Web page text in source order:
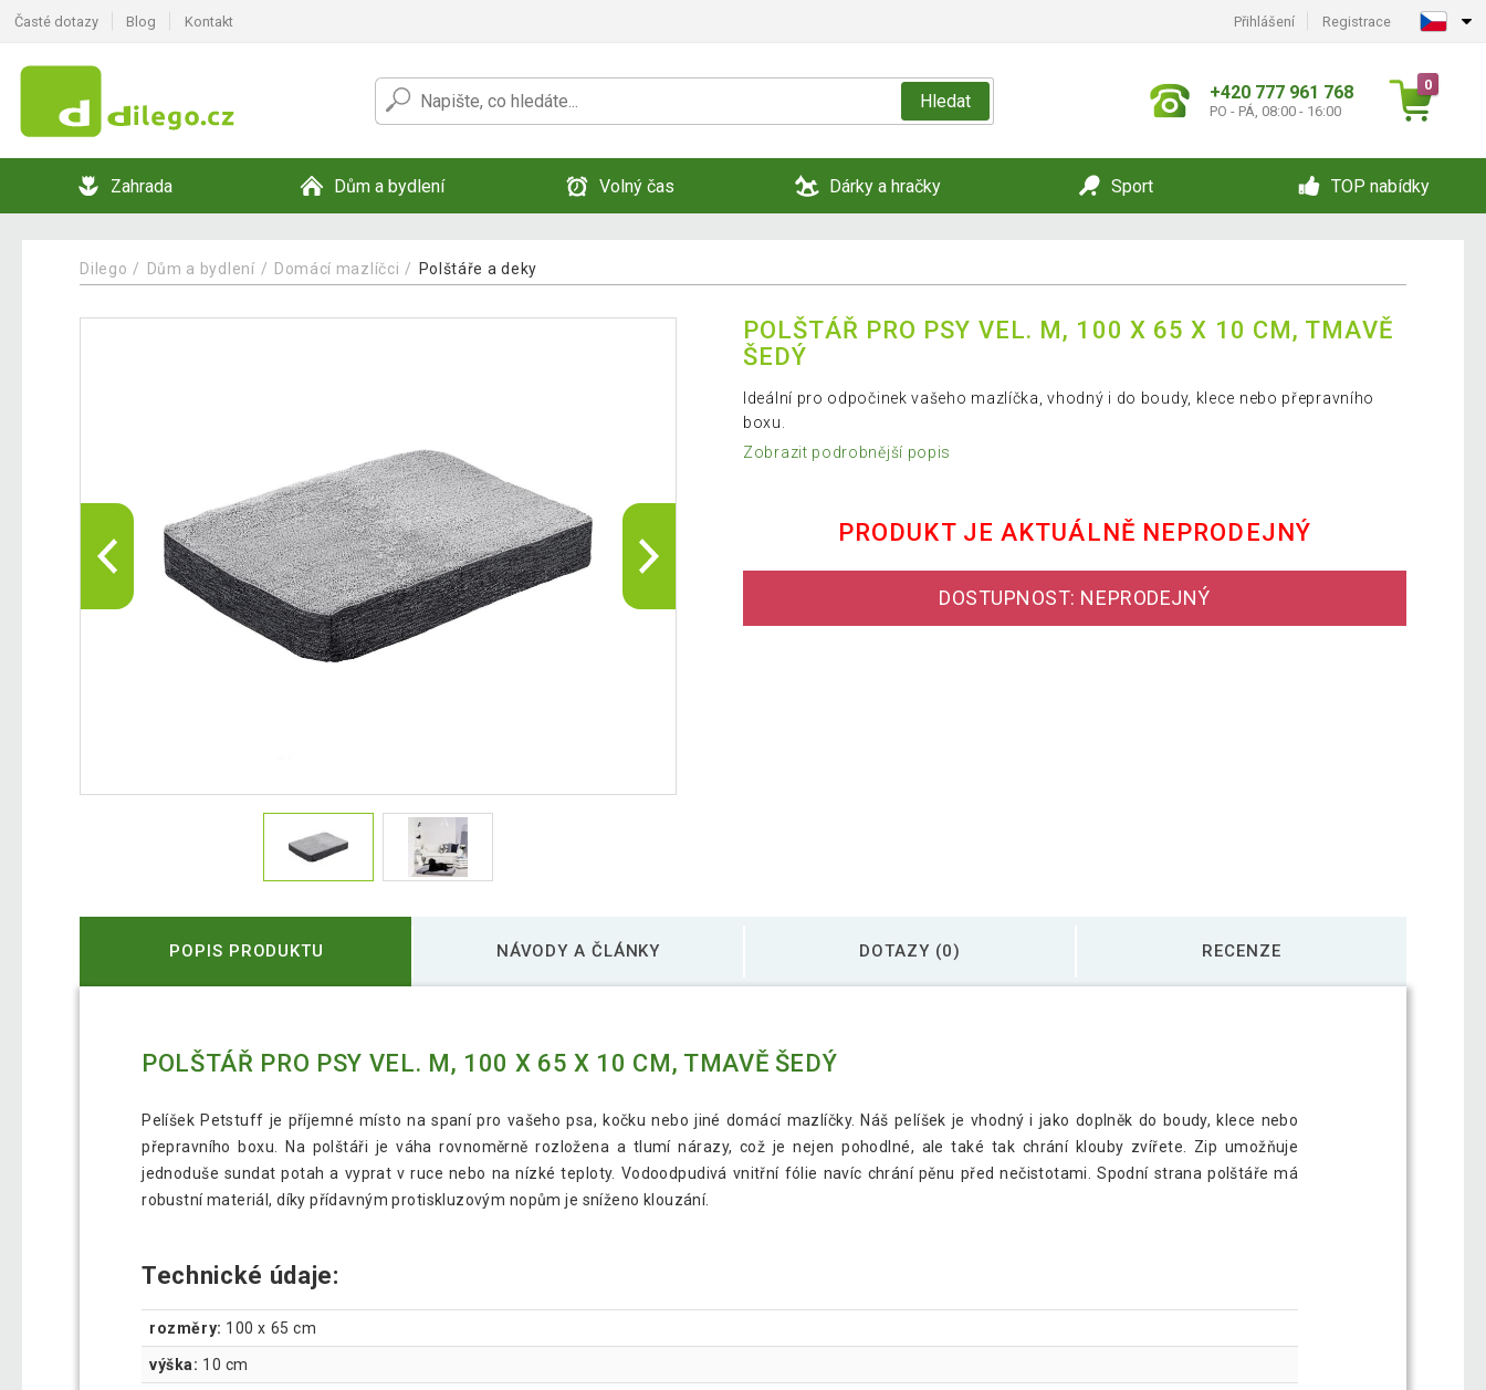
Časté dotazy Blog Kontakt Přihlášení Registrace
Hledat +420 777 961 768
PO - PÁ, 08:00 - 16:00
0
Zahrada Dům a bydlení Volný čas Dárky a hračky Sport TOP nabídky
Dilego Dům a bydlení Domácí mazlíčci Polštáře a deky
POLŠTÁŘ PRO PSY VEL. M, 100 X 65 X 10 CM, TMAVĚ
ŠEDÝ
Ideální pro odpočinek vašeho mazlíčka, vhodný i do boudy, klece nebo přepravního
boxu.
Zobrazit podrobnější popis
PRODUKT JE AKTUÁLNĚ NEPRODEJNÝ
DOSTUPNOST: NEPRODEJNÝ
POPIS PRODUKTU NÁVODY A ČLÁNKY DOTAZY (0) RECENZE
POLŠTÁŘ PRO PSY VEL. M, 100 X 65 X 10 CM, TMAVĚ ŠEDÝ
Pelíšek Petstuff je příjemné místo na spaní pro vašeho psa, kočku nebo jiné domácí mazlíčky. Náš pelíšek je vhodný i jako doplněk do boudy, klece nebo
přepravního boxu. Na polštáři je váha rovnoměrně rozložena a tlumí nárazy, což je nejen pohodlné, ale také tak chrání klouby zvířete. Zip umožňuje
jednoduše sundat potah a vyprat v ruce nebo na nízké teploty. Vodoodpudivá vnitřní fólie navíc chrání pěnu před nečistotami. Spodní strana polštáře má
robustní materiál, díky přídavným protiskluzovým nopům je sníženo klouzání.
Technické údaje:
rozměry: 100 x 65 cm
výška: 10 cm